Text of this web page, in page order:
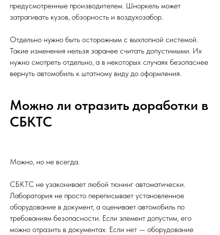
предусмотренные производителем. Шноркель может
затрагивать кузов, обзорность и воздухозабор.
Отдельно нужно быть осторожным с выхлопной системой.
Такие изменения нельзя заранее считать допустимыми. Их
нужно смотреть отдельно, а в некоторых случаях безопаснее
вернуть автомобиль к штатному виду до оформления.
Можно ли отразить доработки в
СБКТС
Можно, но не всегда.
СБКТС не узаконивает любой тюнинг автоматически.
Лаборатория не просто переписывает установленное
оборудование в документ, а оценивает автомобиль по
требованиям безопасности. Если элемент допустим, его
можно отразить в документах. Если нет — оборудование